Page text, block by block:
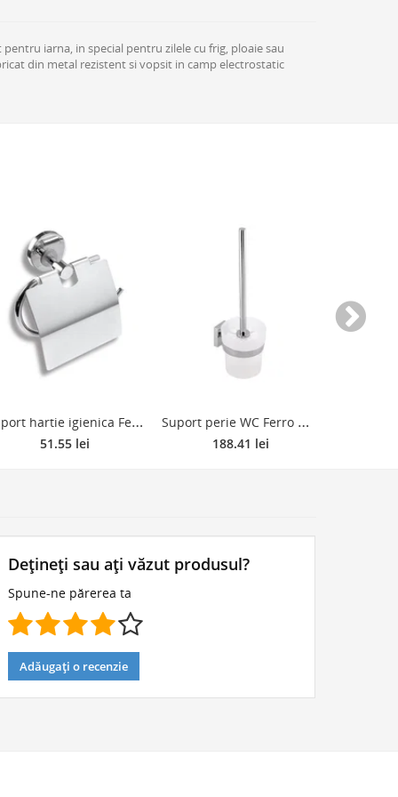
iarna, in special pentru zilele cu frig, ploaie sau
din metal rezistent si vopsit in camp electrostatic
S
uport hartie igienica Ferro Mephisto 6838.0, metal, argintiu, 12.2 x 15.8 x 6.5 cm
51.55 lei
S
uport perie WC Ferro Metalia 12 0233.0, metal/sticla, 336 mm, D 100 mm
188.41 lei
Dețineți sau ați văzut produsul?
Spune-ne părerea ta
Adăugați o recenzie